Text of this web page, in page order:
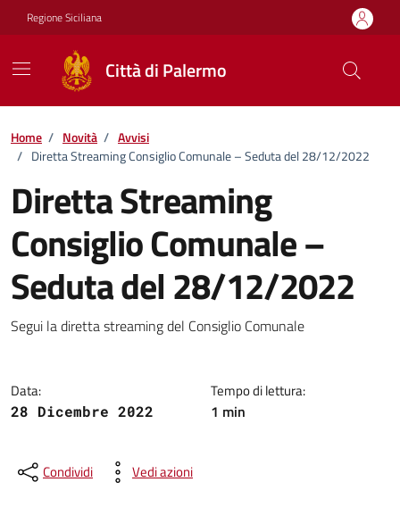
Vai ai contenuti
Vai al footer
Regione Siciliana
Città di Palermo
Home / Novità / Avvisi
/ Diretta Streaming Consiglio Comunale – Seduta del 28/12/2022
Diretta Streaming
Consiglio Comunale –
Seduta del 28/12/2022
Dettagli della notizia
Segui la diretta streaming del Consiglio Comunale
Data:
28 Dicembre 2022
Tempo di lettura:
1 min
Condividi Vedi azioni